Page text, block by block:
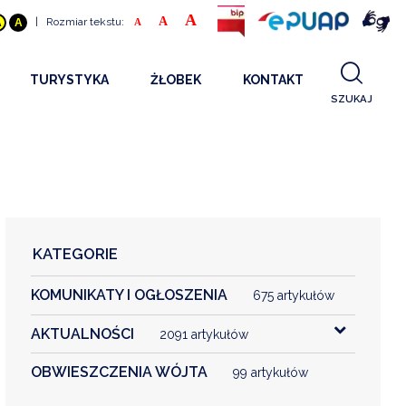
A | Rozmiar tekstu: A A A
TURYSTYKA ŻŁOBEK
KONTAKT
KONTAKT
SZUKAJ
KATEGORIE
KOMUNIKATY I OGŁOSZENIA 675 artykułów
AKTUALNOŚCI 2091 artykułów
OBWIESZCZENIA WÓJTA 99 artykułów